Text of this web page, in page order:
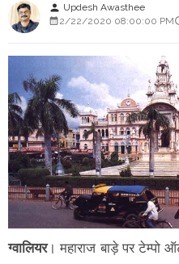
person Updesh Awasthee
2/22/2020 08:00:00 PM
ग्वालियर। महाराज बाड़े पर टेम्पो